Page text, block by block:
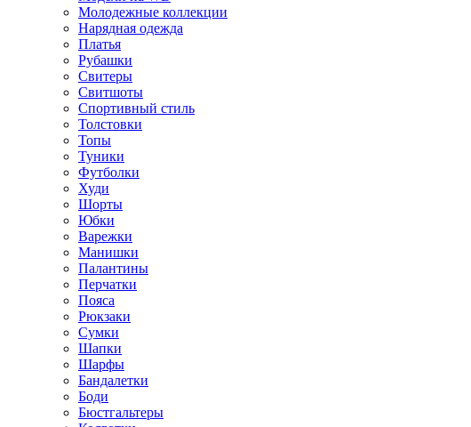
Молодежные коллекции
Нарядная одежда
Платья
Рубашки
Свитеры
Свитшоты
Спортивный стиль
Толстовки
Топы
Туники
Футболки
Худи
Шорты
Юбки
Варежки
Манишки
Палантины
Перчатки
Пояса
Рюкзаки
Сумки
Шапки
Шарфы
Бандалетки
Боди
Бюстгальтеры